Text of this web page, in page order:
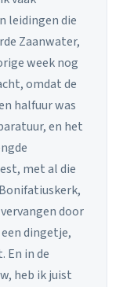
leidingen die
Zaanwater,
week nog
omdat de
halfuur was
en het
met al die
door
dingetje,
En in de
heb ik juist